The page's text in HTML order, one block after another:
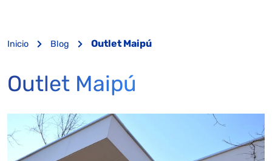
Inicio Blog Outlet Maipú
Outlet Maipú